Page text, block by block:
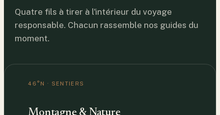
Quatre fils à tirer à l'intérieur du voyage
responsable. Chacun rassemble nos guides du
moment.
46°N · SENTIERS